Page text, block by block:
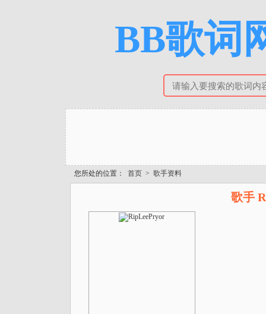
BB歌词
您所处的位置： 首页 > 歌手资料
歌手